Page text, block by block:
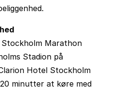
Marathon
Stadion på
Hotel Stockholm
minutter at køre med